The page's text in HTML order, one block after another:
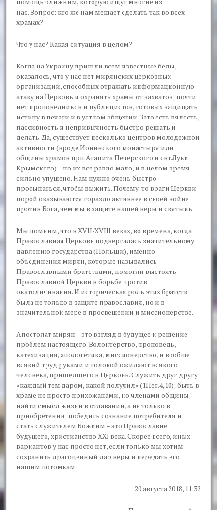
нас. Вопрос: кто же нам мешает сделать так во всех
храмах?
Что у нас? Какая ситуация в целом?
Когда на Украину пришли всем известные беды,
оказалось, что у нас нет мирянских церковных
организаций, способных отражать информационную
атаку на Церковь и охранять храмы от захватов; почти
нет проповедников и публицистов, готовых защищать
истину в печати и в устном общении. Зато есть вялость,
пассивность и непривычность быстро решать и
делать. Да, существует несколько центров молодежной
активности (вроде Ионинского монастыря или
общины храмов прп.Агапита Печерского и свт.Луки
Крымского) – но их все равно мало, и в целом время
сильно упущено. Нам нужно очень быстро
просыпаться, чтобы выжить. Почему-то враги Церкви
порой оказываются гораздо активнее в своей войне
против Бога, чем мы в защите нашей веры и святынь.
Мы помним, что в XVII-XVIII веках, во времена, когда
Православная Церковь подвергалась значительному
давлению государства (Польши), именно
объединения мирян, которые назывались
Православными братствами, помогли выстоять
Православной Церкви в борьбе против
окатоличивания. И историческая роль этих братств
была не только в защите православия, но и в
значительной мере в просвещении и миссионерстве.
Апостолат мирян – это взгляд в будущее и решение
проблем настоящего. Волонтерство, проповедь,
катехизация, апологетика, миссионерство, и вообще
всякий труд руками и головой ожидают всякого
человека, пришедшего в Церковь. Служить друг другу
«каждый тем даром, какой получил» (1Пет.4,10); быть в
храме не просто прихожанами, но членами общины;
найти смысл жизни в отдавании, а не только в
приобретении; победить сознание потребителя и
стать служителем Божиим – это Православие
будущего, христианство XXI века. Скорее всего, иных
вариантов у нас просто нет, если только мы хотим
сохранить драгоценный дар веры и передать его
нашим потомкам.
20 августа 2018, 11:32